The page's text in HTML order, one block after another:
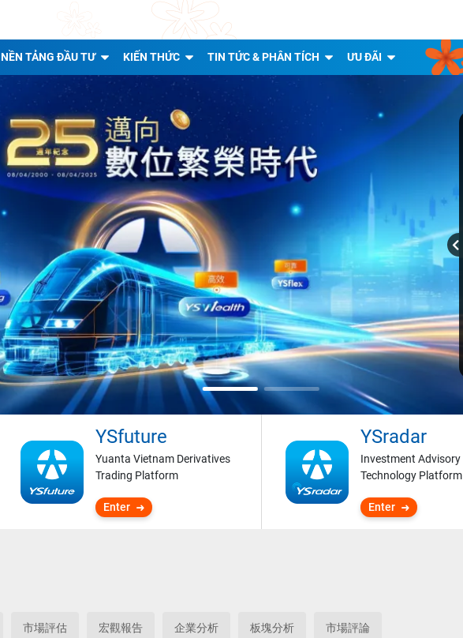
NỀN TẢNG ĐẦU TƯ KIẾN THỨC TIN TỨC & PHÂN TÍCH ƯU ĐÃI
YSfuture
Yuanta Vietnam Derivatives
Trading Platform
Enter
YSradar
Investment Advisory
Technology Platform
Enter
市場評估 宏觀報告 企業分析 板塊分析 市場評論